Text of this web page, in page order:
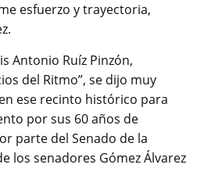
esfuerzo y trayectoria,
Antonio Ruíz Pinzón,
del Ritmo”, se dijo muy
ese recinto histórico para
por sus 60 años de
parte del Senado de la
los senadores Gómez Álvarez